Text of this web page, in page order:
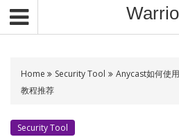
Home Security Tool
Anycast如何使
教程推荐
Security Tool